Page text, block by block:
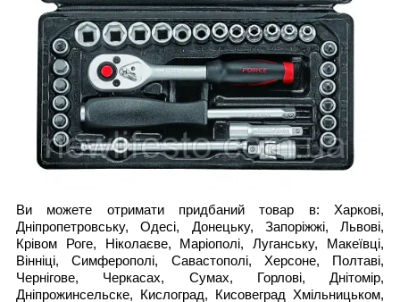
Ви можете отримати придбаний товар в: Харкові,
Дніпропетровську, Одесі, Донецьку, Запоріжжі, Львові,
Крівом Роге, Ніколаєве, Маріополі, Луганську, Макеївці,
Вінніці, Симферополі, Савастополі, Херсоне, Полтаві,
Чернігове, Черкасах, Сумах, Горлові, Днітомір,
Дніпрожинсельске, Кислоград, Кисовеград Хмільницьком,